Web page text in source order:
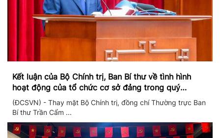
Kết luận của Bộ Chính trị, Ban Bí thư về tình hình
hoạt động của tổ chức cơ sở đảng trong quý
II/2026
(ĐCSVN) - Thay mặt Bộ Chính trị, đồng chí Thường trực Ban
Bí thư Trần Cẩm ...